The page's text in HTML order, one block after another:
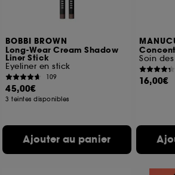
BOBBI BROWN
Long-Wear Cream Shadow
Liner Stick
Eyeliner en stick
109
45,00€
3 teintes disponibles
Ajouter au panier
Soin
16,00€